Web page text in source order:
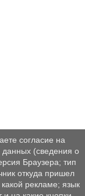
согласие на
данных (сведения о
Браузера; тип
откуда пришел
рекламе; язык